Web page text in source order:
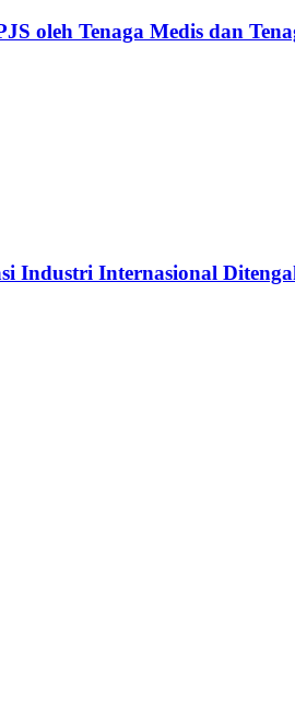
oleh Tenaga Medis dan
Industri Internasional